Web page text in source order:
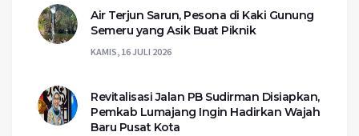
Air Terjun Sarun, Pesona di Kaki Gunung
Semeru yang Asik Buat Piknik
KAMIS, 16 JULI 2026
Revitalisasi Jalan PB Sudirman Disiapkan,
Pemkab Lumajang Ingin Hadirkan Wajah
Baru Pusat Kota